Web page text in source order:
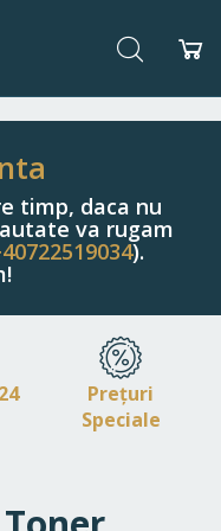
Căutare
timp, daca nu
va rugam
).
Prețuri
Speciale